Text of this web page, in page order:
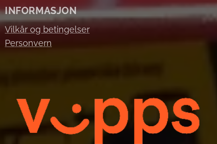
INFORMASJON
Vilkår og betingelser
Personvern